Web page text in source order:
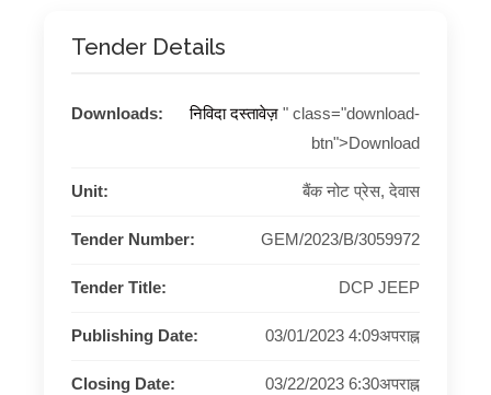
Tender Details
Downloads: निविदा दस्तावेज़ " class="download-
btn">Download
Unit: बैंक नोट प्रेस, देवास
Tender Number: GEM/2023/B/3059972
Tender Title: DCP JEEP
Publishing Date: 03/01/2023 4:09अपराह्न
Closing Date: 03/22/2023 6:30अपराह्न